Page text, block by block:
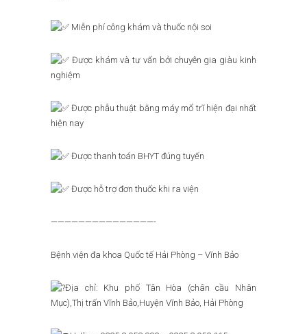
Miễn phí công khám và thuốc nội soi
Được khám và tư vấn bởi chuyên gia giàu kinh
nghiệm
Được phẫu thuật bằng máy mổ trĩ hiện đại nhất
hiện nay
Được thanh toán BHYT đúng tuyến
Được hỗ trợ đơn thuốc khi ra viện
———————————————-
Bệnh viện đa khoa Quốc tế Hải Phòng – Vĩnh Bảo
Địa chỉ: Khu phố Tân Hòa (chân cầu Nhân
Mục),Thị trấn Vĩnh Bảo,Huyện Vĩnh Bảo, Hải Phòng